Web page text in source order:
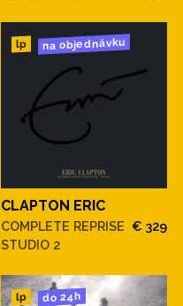
lp na objednávku
CLAPTON ERIC
COMPLETE REPRISE
STUDIO 2
€ 329
lp do 24h